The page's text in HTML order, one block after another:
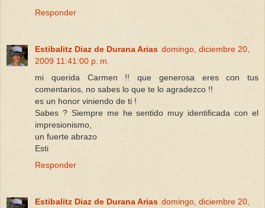
Responder
Estibalitz Diaz de Durana Arias domingo, diciembre 20,
2009 11:41:00 p. m.
mi querida Carmen !! que generosa eres con tus
comentarios, no sabes lo que te lo agradezco !!
es un honor viniendo de ti !
Sabes ? Siempre me he sentido muy identificada con el
impresionismo,
un fuerte abrazo
Esti
Responder
Estibalitz Diaz de Durana Arias domingo, diciembre 20,